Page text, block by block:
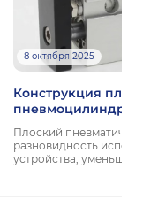
8 октября 2025
Конструкция
пневмоцилиндров
Плоский
разновидность
устройства,